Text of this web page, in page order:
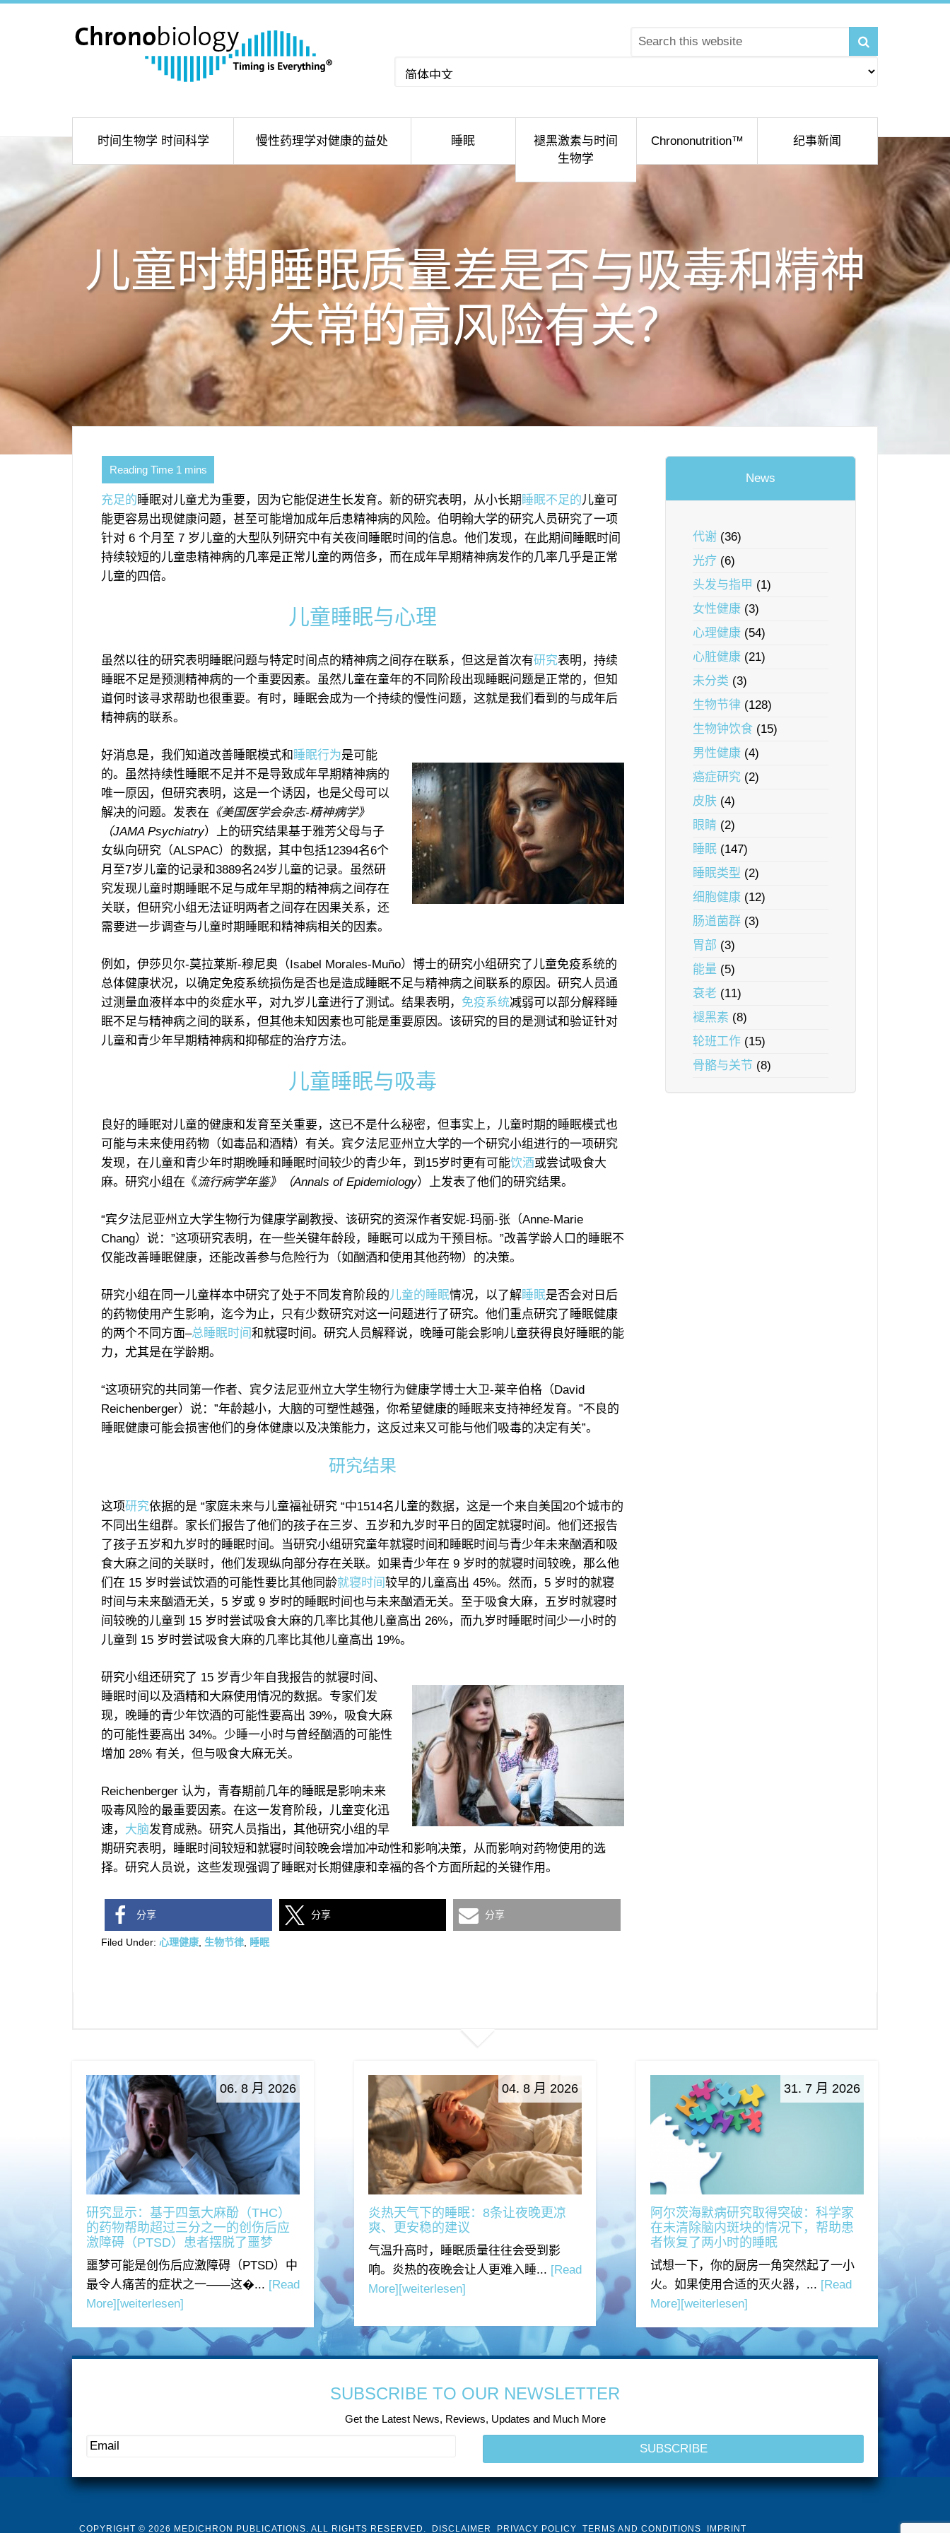
言
时间生物学 时间科学
慢性药理学对健康的益处 睡眠
褪黑激素与时间
生物学
Chrononutrition™ 纪事新闻
儿童时期睡眠质量差是否与吸毒和精神
失常的高风险有关？
充足的睡眠对儿童尤为重要，因为它能促进生长发育。新的研究表明，从小长期 睡眠不足的儿童可
能更容易出现健康问题，甚至可能增加成年后患精神病的风险。伯明翰大学的研究人员研究了一项
针对 6 个月至 7 岁儿童的大型队列研究中有关夜间睡眠时间的信息。他们发现，在此期间睡眠时间
持续较短的儿童患精神病的几率是正常儿童的两倍多，而在成年早期精神病发作的几率几乎是正常
儿童的四倍。
儿童睡眠与心理
虽然以往的研究表明睡眠问题与特定时间点的精神病之间存在联系，但这是首次有研究表明，持续
睡眠不足是预测精神病的一个重要因素。虽然儿童在童年的不同阶段出现睡眠问题是正常的，但知
道何时该寻求帮助也很重要。有时，睡眠会成为一个持续的慢性问题，这就是我们看到的与成年后
精神病的联系。
好消息是，我们知道改善睡眠模式和 睡眠行为是可能
的。虽然持续性睡眠不足并不是导致成年早期精神病的
唯一原因，但研究表明，这是一个诱因，也是父母可以
解决的问题。发表在 《美国医学会杂志-精神病学》
（JAMA Psychiatry）上的研究结果基于雅芳父母与子
女纵向研究（ALSPAC）的数据，其中包括12394名6个
月至7岁儿童的记录和3889名24岁儿童的记录。虽然研
究发现儿童时期睡眠不足与成年早期的精神病之间存在
关联，但研究小组无法证明两者之间存在因果关系，还
需要进一步调查与儿童时期睡眠和精神病相关的因素。
例如，伊莎贝尔-莫拉莱斯-穆尼奥（Isabel Morales-Muño）博士的研究小组研究了儿童免疫系统的
总体健康状况，以确定免疫系统损伤是否也是造成睡眠不足与精神病之间联系的原因。研究人员通
过测量血液样本中的炎症水平，对九岁儿童进行了测试。结果表明， 免疫系统减弱可以部分解释睡
眠不足与精神病之间的联系，但其他未知因素也可能是重要原因。该研究的目的是测试和验证针对
儿童和青少年早期精神病和抑郁症的治疗方法。
儿童睡眠与吸毒
良好的睡眠对儿童的健康和发育至关重要，这已不是什么秘密，但事实上，儿童时期的睡眠模式也
可能与未来使用药物（如毒品和酒精）有关。宾夕法尼亚州立大学的一个研究小组进行的一项研究
发现，在儿童和青少年时期晚睡和睡眠时间较少的青少年，到15岁时更有可能饮酒或尝试吸食大
麻。研究小组在《流行病学年鉴》（Annals of Epidemiology）上发表了他们的研究结果。
“宾夕法尼亚州立大学生物行为健康学副教授、该研究的资深作者安妮-玛丽-张（Anne-Marie
Chang）说：”这项研究表明，在一些关键年龄段，睡眠可以成为干预目标。”改善学龄人口的睡眠不
仅能改善睡眠健康，还能改善参与危险行为（如酗酒和使用其他药物）的决策。
研究小组在同一儿童样本中研究了处于不同发育阶段的儿童的睡眠情况，以了解睡眠是否会对日后
的药物使用产生影响，迄今为止，只有少数研究对这一问题进行了研究。他们重点研究了睡眠健康
的两个不同方面–总睡眠时间和就寝时间。研究人员解释说，晚睡可能会影响儿童获得良好睡眠的能
力，尤其是在学龄期。
“这项研究的共同第一作者、宾夕法尼亚州立大学生物行为健康学博士大卫-莱辛伯格（David
Reichenberger）说：”年龄越小，大脑的可塑性越强，你希望健康的睡眠来支持神经发育。”不良的
睡眠健康可能会损害他们的身体健康以及决策能力，这反过来又可能与他们吸毒的决定有关”。
研究结果
这项研究依据的是 “家庭未来与儿童福祉研究 “中1514名儿童的数据，这是一个来自美国20个城市的
不同出生组群。家长们报告了他们的孩子在三岁、五岁和九岁时平日的固定就寝时间。他们还报告
了孩子五岁和九岁时的睡眠时间。当研究小组研究童年就寝时间和睡眠时间与青少年未来酗酒和吸
食大麻之间的关联时，他们发现纵向部分存在关联。如果青少年在 9 岁时的就寝时间较晚，那么他
们在 15 岁时尝试饮酒的可能性要比其他同龄就寝时间较早的儿童高出 45%。然而，5 岁时的就寝
时间与未来酗酒无关，5 岁或 9 岁时的睡眠时间也与未来酗酒无关。至于吸食大麻，五岁时就寝时
间较晚的儿童到 15 岁时尝试吸食大麻的几率比其他儿童高出 26%，而九岁时睡眠时间少一小时的
儿童到 15 岁时尝试吸食大麻的几率比其他儿童高出 19%。
研究小组还研究了 15 岁青少年自我报告的就寝时间、
睡眠时间以及酒精和大麻使用情况的数据。专家们发
现，晚睡的青少年饮酒的可能性要高出 39%，吸食大麻
的可能性要高出 34%。少睡一小时与曾经酗酒的可能性
增加 28% 有关，但与吸食大麻无关。
Reichenberger 认为，青春期前几年的睡眠是影响未来
吸毒风险的最重要因素。在这一发育阶段，儿童变化迅
速， 大脑发育成熟。研究人员指出，其他研究小组的早
期研究表明，睡眠时间较短和就寝时间较晚会增加冲动性和影响决策，从而影响对药物使用的选
择。研究人员说，这些发现强调了睡眠对长期健康和幸福的各个方面所起的关键作用。
分享 分享 分享
Filed Under: 心理健康 生物节律 睡眠
News
代谢 (36)
光疗 (6)
头发与指甲 (1)
女性健康 (3)
心理健康 (54)
心脏健康 (21)
未分类 (3)
生物节律 (128)
生物钟饮食 (15)
男性健康 (4)
癌症研究 (2)
皮肤 (4)
眼睛 (2)
睡眠 (147)
睡眠类型 (2)
细胞健康 (12)
肠道菌群 (3)
胃部 (3)
能量 (5)
衰老 (11)
褪黑素 (8)
轮班工作 (15)
骨骼与关节 (8)
06. 8 月 2026
研究显示：基于四氢大麻酚（THC）
的药物帮助超过三分之一的创伤后应
激障碍（PTSD）患者摆脱了噩梦
噩梦可能是创伤后应激障碍（PTSD）中
最令人痛苦的症状之一——这�... [Read
More][weiterlesen]
04. 8 月 2026
炎热天气下的睡眠：8条让夜晚更凉
爽、更安稳的建议
气温升高时，睡眠质量往往会受到影
响。炎热的夜晚会让人更难入睡... [Read
More][weiterlesen]
31. 7 月 2026
阿尔茨海默病研究取得突破：科学家
在未清除脑内斑块的情况下，帮助患
者恢复了两小时的睡眠
试想一下，你的厨房一角突然起了一小
火。如果使用合适的灭火器，... [Read
More][weiterlesen]
SUBSCRIBE TO OUR NEWSLETTER
Get the Latest News, Reviews, Updates and Much More
COPYRIGHT © 2026 MEDICHRON PUBLICATIONS. ALL RIGHTS RESERVED. DISCLAIMER PRIVACY POLICY TERMS AND CONDITIONS IMPRINT